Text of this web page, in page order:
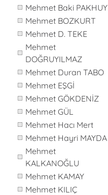
Mehmet Baki PAKHUY
Mehmet BOZKURT
Mehmet D. TEKE
Mehmet
DOĞRUYILMAZ
Mehmet Duran TABO
Mehmet EŞGİ
Mehmet GÖKDENİZ
Mehmet GÜL
Mehmet Hacı Mert
Mehmet Hayri MAYDA
Mehmet
KALKANOĞLU
Mehmet KAMAY
Mehmet KILIÇ